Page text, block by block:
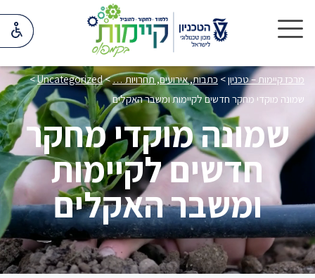
מרכז קיימות – טכניון> כתבות, אירועים, תחרויות …>
Uncategorized
>
שמונה מוקדי מחקר חדשים לקיימות ומשבר האקלים
שמונה מוקדי מחקר
חדשים לקיימות
ומשבר האקלים